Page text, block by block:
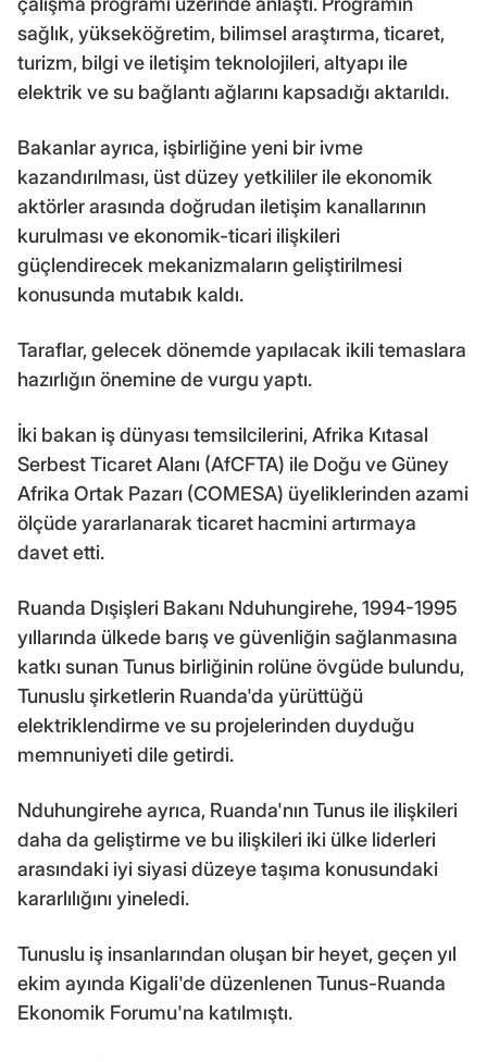
sağlık, yükseköğretim, bilimsel araştırma, ticaret,
turizm, bilgi ve iletişim teknolojileri, altyapı ile
elektrik ve su bağlantı ağlarını kapsadığı aktarıldı.
Bakanlar ayrıca, işbirliğine yeni bir ivme
kazandırılması, üst düzey yetkililer ile ekonomik
aktörler arasında doğrudan iletişim kanallarının
kurulması ve ekonomik-ticari ilişkileri
güçlendirecek mekanizmaların geliştirilmesi
konusunda mutabık kaldı.
Taraflar, gelecek dönemde yapılacak ikili temaslara
hazırlığın önemine de vurgu yaptı.
İki bakan iş dünyası temsilcilerini, Afrika Kıtasal
Serbest Ticaret Alanı (AfCFTA) ile Doğu ve Güney
Afrika Ortak Pazarı (COMESA) üyeliklerinden azami
ölçüde yararlanarak ticaret hacmini artırmaya
davet etti.
Ruanda Dışişleri Bakanı Nduhungirehe, 1994-1995
yıllarında ülkede barış ve güvenliğin sağlanmasına
katkı sunan Tunus birliğinin rolüne övgüde bulundu,
Tunuslu şirketlerin Ruanda'da yürüttüğü
elektriklendirme ve su projelerinden duyduğu
memnuniyeti dile getirdi.
Nduhungirehe ayrıca, Ruanda'nın Tunus ile ilişkileri
daha da geliştirme ve bu ilişkileri iki ülke liderleri
arasındaki iyi siyasi düzeye taşıma konusundaki
kararlılığını yineledi.
Tunuslu iş insanlarından oluşan bir heyet, geçen yıl
ekim ayında Kigali'de düzenlenen Tunus-Ruanda
Ekonomik Forumu'na katılmıştı.